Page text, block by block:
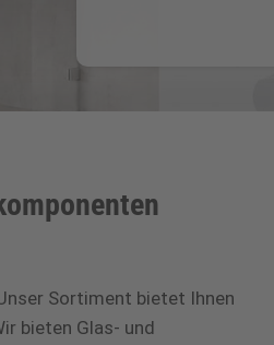
Sortiment bietet Ihnen
bieten Glas- und